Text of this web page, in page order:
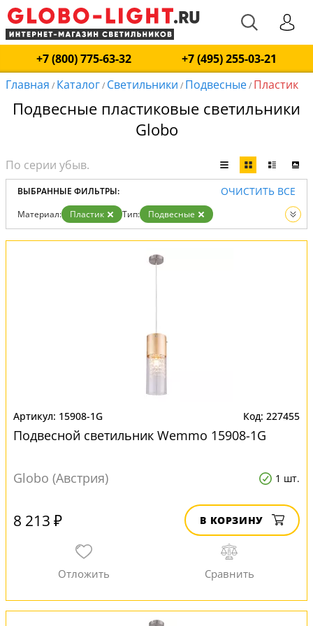
+7 (800) 775-63-32
+7 (495) 255-03-21
Главная / Каталог/ Светильники / Подвесные/ Пластик
Подвесные пластиковые светильники
Globo
ВЫБРАННЫЕ ФИЛЬТРЫ: ОЧИСТИТЬ ВСЕ
Материал: Пластик Тип:
Подвесные
Вид:
Светильники
15908-1G 227455
Подвесной светильник Wemmo 15908-1G
Globo (Австрия) 1 шт.
8 213 ₽ В КОРЗИНУ